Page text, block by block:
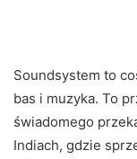
Soundsystem to
bas i muzyka. To
świadomego
Indiach, gdzie